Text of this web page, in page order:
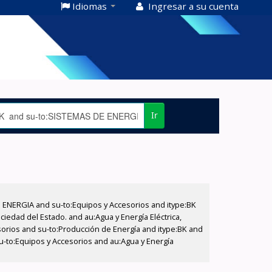
Idiomas Ingresar a su cuenta
Ir
and su-to:Equipos y Accesorios and itype:BK
del Estado. and au:Agua y Energía Eléctrica,
and su-to:Producción de Energía and itype:BK and
y Accesorios and au:Agua y Energía